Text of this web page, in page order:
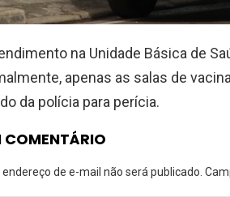
na Unidade Básica de
apenas as salas de
da polícia para perícia.
COMENTÁRIO
endereço de e-mail não será publicado.